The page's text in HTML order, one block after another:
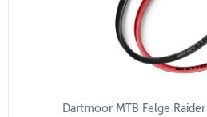
Dartmoor MTB Felge